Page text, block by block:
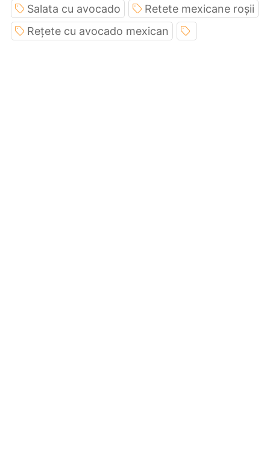
Salata cu avocado
Retete mexicane roșii
Rețete cu avocado mexican